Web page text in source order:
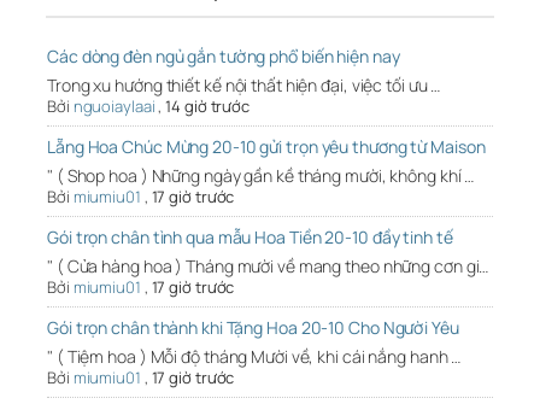
Các dòng đèn ngủ gắn tường phổ biến hiện nay
Trong xu hướng thiết kế nội thất hiện đại, việc tối ưu …
Bởi nguoiaylaai,14 giờ trước
Lẵng Hoa Chúc Mừng 20-10 gửi trọn yêu thương từ Maison
" ( Shop hoa ) Những ngày gần kề tháng mười, không khí …
Bởi miumiu01 , 17 giờ trước
Gói trọn chân tình qua mẫu Hoa Tiền 20-10 đầy tinh tế
" ( Cửa hàng hoa ) Tháng mười về mang theo những cơn gi…
Bởi miumiu01 , 17 giờ trước
Gói trọn chân thành khi Tặng Hoa 20-10 Cho Người Yêu
" ( Tiệm hoa ) Mỗi độ tháng Mười về, khi cái nắng hanh …
Bởi miumiu01 , 17 giờ trước